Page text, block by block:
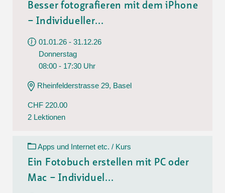
Besser fotografieren mit dem iPhone
– Individueller...
01.01.26 - 31.12.26
Donnerstag
08:00 - 17:30 Uhr
Rheinfelderstrasse 29, Basel
CHF 220.00
2 Lektionen
Apps und Internet etc. / Kurs
Ein Fotobuch erstellen mit PC oder
Mac – Individuel...